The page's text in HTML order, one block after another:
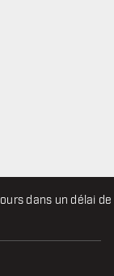
dans un délai de
client indisponible